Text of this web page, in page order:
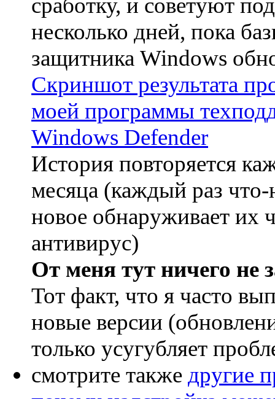
сработку, и советуют
несколько дней, пока
защитника Windows
Скриншот результата
моей программы
Windows Defender
История повторяется
месяца (каждый раз что-
новое обнаруживает их
антивирус)
От меня тут ничего не
Тот факт, что я часто
новые версии
только усугубляет
смотрите также другие